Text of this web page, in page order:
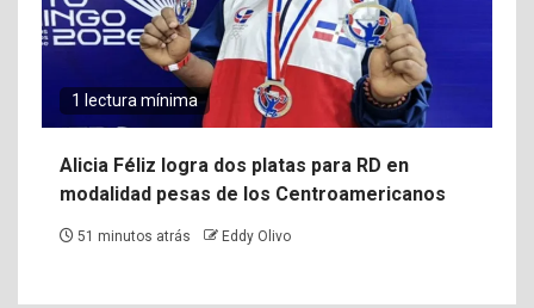
1 lectura mínima
Alicia Féliz logra dos platas para RD en
modalidad pesas de los Centroamericanos
51 minutos atrás Eddy Olivo